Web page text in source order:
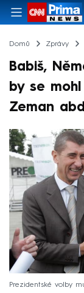
Domů Zprávy
Babiš,
by se
Zeman
Prezidentské volby